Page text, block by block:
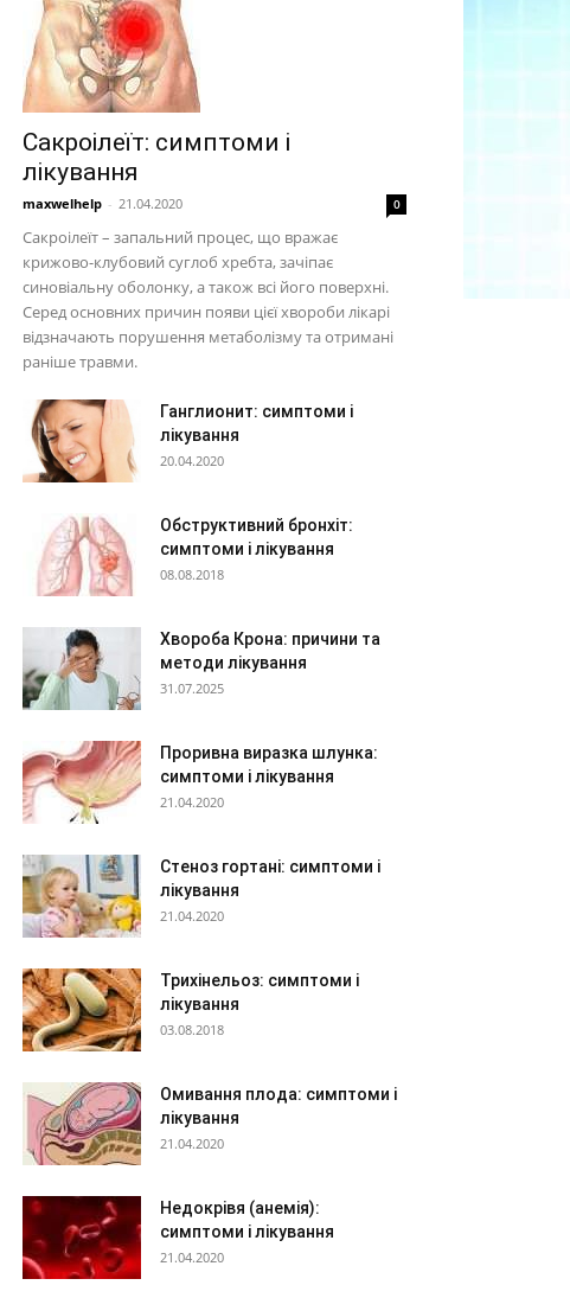
Сакроілеїт: симптоми і
лікування
maxwelhelp - 21.04.2020 0
Сакроілеїт – запальний процес, що вражає
крижово-клубовий суглоб хребта, зачіпає
синовіальну оболонку, а також всі його поверхні.
Серед основних причин появи цієї хвороби лікарі
відзначають порушення метаболізму та отримані
раніше травми.
Ганглионит: симптоми і
лікування
20.04.2020
Обструктивний бронхіт:
симптоми і лікування
08.08.2018
Хвороба Крона: причини та
методи лікування
31.07.2025
Проривна виразка шлунка:
симптоми і лікування
21.04.2020
Стеноз гортані: симптоми і
лікування
21.04.2020
Трихінельоз: симптоми і
лікування
03.08.2018
Омивання плода: симптоми і
лікування
21.04.2020
Недокрівя (анемія):
симптоми і лікування
21.04.2020